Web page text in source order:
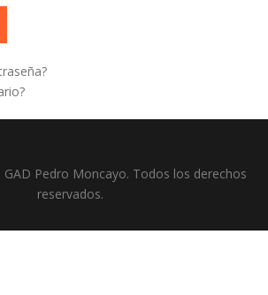
Pedro Moncayo. Todos los derechos
reservados.